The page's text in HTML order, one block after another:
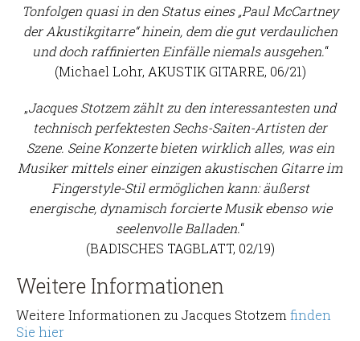
Tonfolgen quasi in den Status eines „Paul McCartney
der Akustikgitarre“ hinein, dem die gut verdaulichen
und doch raffinierten Einfälle niemals ausgehen.“
(Michael Lohr, AKUSTIK GITARRE, 06/21)
„Jacques Stotzem zählt zu den interessantesten und
technisch perfektesten Sechs-Saiten-Artisten der
Szene. Seine Konzerte bieten wirklich alles, was ein
Musiker mittels einer einzigen akustischen Gitarre im
Fingerstyle-Stil ermöglichen kann: äußerst
energische, dynamisch forcierte Musik ebenso wie
seelenvolle Balladen.“
(BADISCHES TAGBLATT, 02/19)
Weitere Informationen
Weitere Informationen zu Jacques Stotzem finden
Sie hier